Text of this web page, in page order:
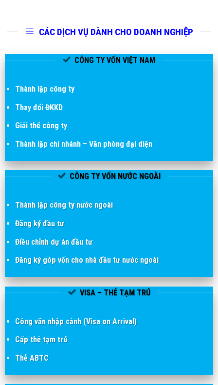
CÁC DỊCH VỤ DÀNH CHO DOANH NGHIỆP
CÔNG TY VỐN VIỆT NAM
Thành lập công ty
Thay đổi ĐKKD
Giải thể công ty
Thành lập chi nhánh– Văn phòng đại diện
CÔNG TY VỐN NƯỚC NGOÀI
Thành lập công ty nước ngoài
Đăng ký đầu tư
Điều chỉnh dự án đầu tư
Đăng ký góp vốn cho nhà đầu tư nước ngoài
VISA – THẺ TẠM TRÚ
Công văn nhập cảnh (Visa on Arrival)
Cấp thẻ tạm trú
Thẻ ABTC